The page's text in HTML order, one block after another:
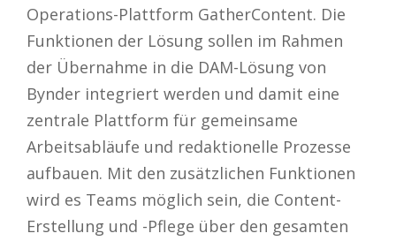
Operations-Plattform GatherContent. Die
Funktionen der Lösung sollen im Rahmen
der Übernahme in die DAM-Lösung von
Bynder integriert werden und damit eine
zentrale Plattform für gemeinsame
Arbeitsabläufe und redaktionelle Prozesse
aufbauen. Mit den zusätzlichen Funktionen
wird es Teams möglich sein, die Content-
Erstellung und -Pflege über den gesamten